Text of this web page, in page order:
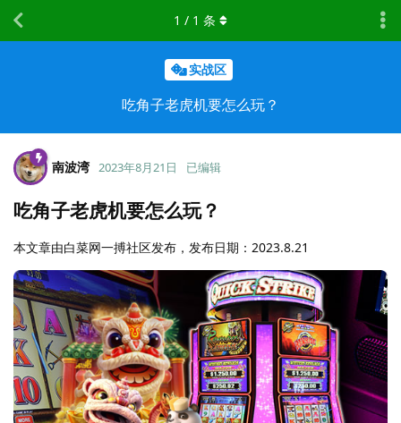
实战区
吃角子老虎机要怎么玩？
1 / 1 条
南波湾 2023年8月21日 已编辑
吃角子老虎机要怎么玩？
本文章由白菜网一搏社区发布，发布日期：2023.8.21